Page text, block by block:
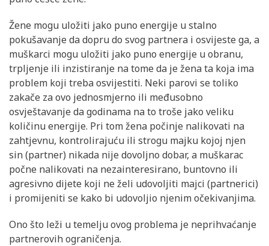
Žene mogu uložiti jako puno energije u stalno
pokušavanje da dopru do svog partnera i osvijeste ga, a
muškarci mogu uložiti jako puno energije u obranu,
trpljenje ili inzistiranje na tome da je žena ta koja ima
problem koji treba osvijestiti. Neki parovi se toliko
zakače za ovo jednosmjerno ili međusobno
osvještavanje da godinama na to troše jako veliku
količinu energije. Pri tom žena počinje nalikovati na
zahtjevnu, kontrolirajuću ili strogu majku kojoj njen
sin (partner) nikada nije dovoljno dobar, a muškarac
počne nalikovati na nezainteresirano, buntovno ili
agresivno dijete koji ne želi udovoljiti majci (partnerici)
i promijeniti se kako bi udovoljio njenim očekivanjima.
Ono što leži u temelju ovog problema je neprihvaćanje
partnerovih ograničenja.